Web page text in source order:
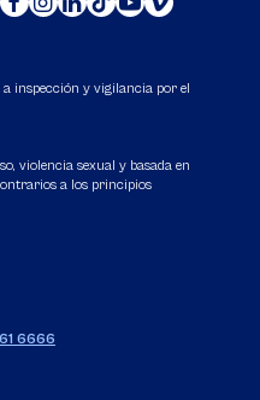
inspección y vigilancia por el
violencia sexual y basada en
a los principios
6666